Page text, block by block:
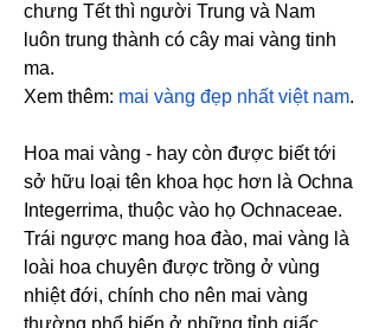
chưng Tết thì người Trung và Nam
luôn trung thành có cây mai vàng tinh
ma.
Xem thêm: mai vàng đẹp nhất việt nam.
Hoa mai vàng - hay còn được biết tới
sở hữu loại tên khoa học hơn là Ochna
Integerrima, thuộc vào họ Ochnaceae.
Trái ngược mang hoa đào, mai vàng là
loài hoa chuyên được trồng ở vùng
nhiệt đới, chính cho nên mai vàng
thường phổ biến ở những tỉnh giấc